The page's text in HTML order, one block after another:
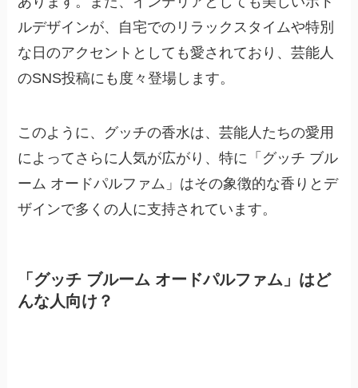
ルデザインが、自宅でのリラックスタイムや特別
な日のアクセントとしても愛されており、芸能人
のSNS投稿にも度々登場します。
このように、グッチの香水は、芸能人たちの愛用
によってさらに人気が広がり、特に「グッチ ブル
ーム オードパルファム」はその象徴的な香りとデ
ザインで多くの人に支持されています。
「グッチ ブルーム オードパルファム」はど
んな人向け？